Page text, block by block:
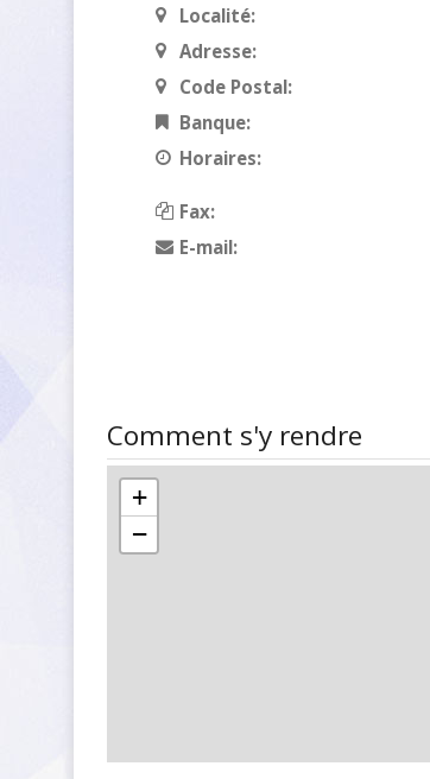
Localité:
Adresse:
Code Postal:
Banque:
Horaires:
Fax:
E-mail:
Comment s'y rendre
+
−